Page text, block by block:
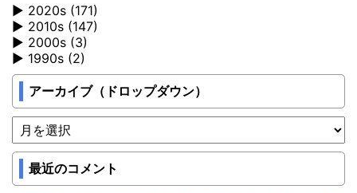
2020s (171)
2010s (147)
2000s (3)
1990s (2)
アーカイブ（ドロップダウン）
最近のコメント